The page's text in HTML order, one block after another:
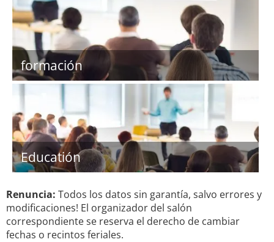
formación
Educatión
Renuncia: Todos los datos sin garantía, salvo errores y
modificaciones! El organizador del salón
correspondiente se reserva el derecho de cambiar
fechas o recintos feriales.